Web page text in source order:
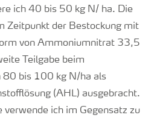
ich 40 bis 50 kg N/ ha. Die
Zeitpunkt der Bestockung mit
von Ammoniumnitrat 33,5
Teilgabe beim
80 bis 100 kg N/ha als
(AHL) ausgebracht.
verwende ich im Gegensatz zu